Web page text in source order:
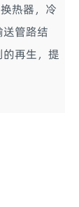
热器，冷
管路结
再生，提